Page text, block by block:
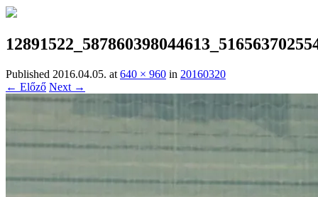
Published 2016.04.05. at 640 × 960 in 20160320
← Előző Next →